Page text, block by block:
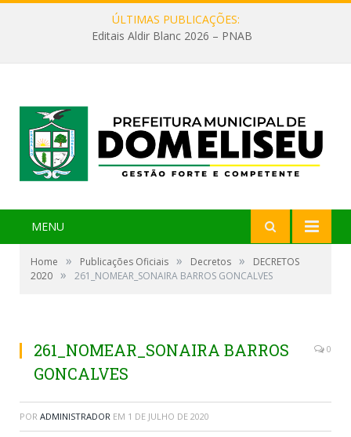
ÚLTIMAS PUBLICAÇÕES:
Editais Aldir Blanc 2026 – PNAB
MENU
Home » Publicações Oficiais » Decretos »
DECRETOS
2020 » 261_NOMEAR_SONAIRA BARROS GONCALVES
261_NOMEAR_SONAIRA BARROS
GONCALVES
0
POR ADMINISTRADOR EM 1 DE JULHO DE 2020